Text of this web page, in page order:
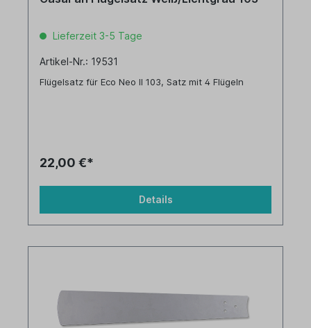
Lieferzeit 3-5 Tage
Artikel-Nr.: 19531
Flügelsatz für Eco Neo II 103, Satz mit 4 Flügeln
22,00 €*
Details